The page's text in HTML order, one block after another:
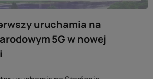
uruchamia na
5G w nowej